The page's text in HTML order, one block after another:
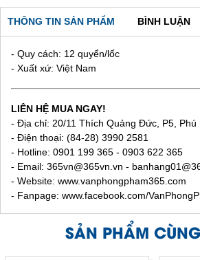
THÔNG TIN SẢN PHẨM BÌNH LUẬN
- Quy cách: 12 quyển/lốc
- Xuất xứ: Việt Nam
LIÊN HỆ MUA NGAY!
- Địa chỉ: 20/11 Thích Quảng Đức, P5, Phú
- Điện thoại: (84-28) 3990 2581
- Hotline: 0901 199 365 - 0903 622 365
- Email: 365vn@365vn.vn -
- Website: www.vanphongpham365.com
- Fanpage: www.facebook.com/
SẢN PHẨM